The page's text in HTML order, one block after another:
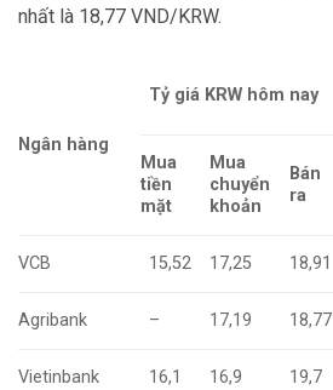
nhất là 18,77 VND/KRW.
Ngân hàng
Tỷ giá KRW hôm nay
Mua
tiền
mặt
Mua
chuyển
khoản
Bán
ra
VCB 15,52 17,25 18,91
Agribank – 17,19 18,77
Vietinbank 16,1 16,9 19,7